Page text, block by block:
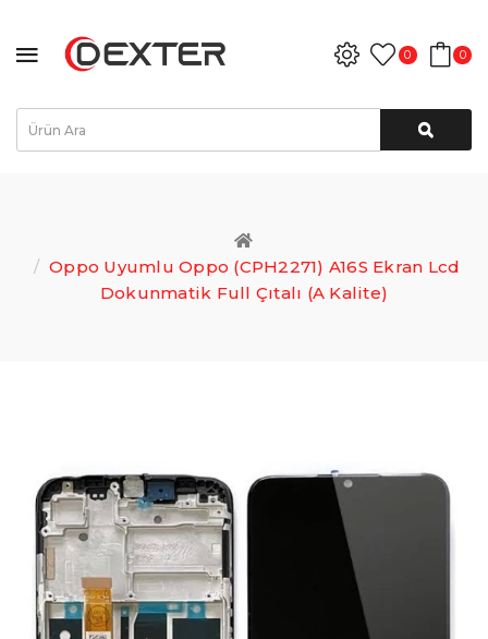
0 0
Oppo Uyumlu Oppo (CPH2271) A16S Ekran Lcd
Dokunmatik Full Çıtalı (A Kalite)